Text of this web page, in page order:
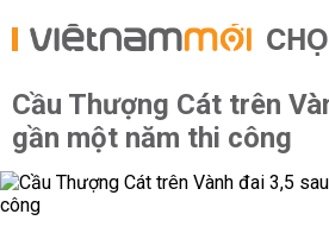
Cầu Thượng Cát trên
gần một năm thi công